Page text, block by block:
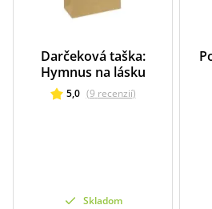
Darčeková taška:
Hymnus na lásku
5,0 (9 recenzií)
Skladom